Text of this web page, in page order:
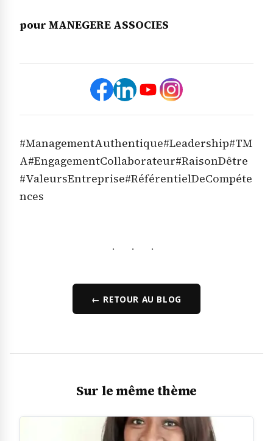
pour MANEGERE ASSOCIES
#ManagementAuthentique#Leadership#TM
A#EngagementCollaborateur#RaisonDêtre
#ValeursEntreprise#RéférentielDeCompéte
nces
· · ·
← RETOUR AU BLOG
Sur le même thème